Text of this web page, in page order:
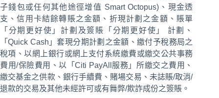
子錢包或任何其他途徑增值 Smart Octopus)、現金透
支、信用卡結餘轉賬之金額、折現計劃之金額、賬單
「分期更好使」計劃及簽賬「分期更好使」 計劃、
「Quick Cash」套現分期計劃之金額、繳付予稅務局之
稅項、以網上銀行或網上支付系統繳費或繳交公共事務
費用/保險費用、以「Citi PayAll服務」所繳交之費用、
繳交基金之供款、銀行手續費、賭場交易、未誌賬/取消/
退款的交易及其他未經許可或有舞弊/欺詐成份之簽賬。